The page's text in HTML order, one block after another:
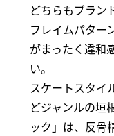
どちらもブラン
フレイムパター
がまったく違和
い。
スケートスタイ
どジャンルの垣
ック」は、反骨